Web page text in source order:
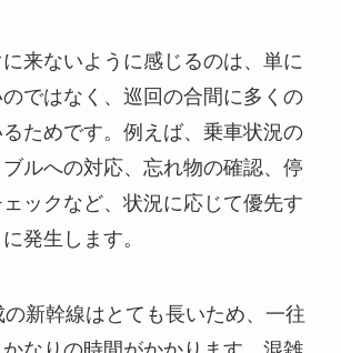
来ないように感じるのは、単に
ではなく、巡回の合間に多くの
ためです。例えば、乗車状況の
ルへの対応、忘れ物の確認、停
ックなど、状況に応じて優先す
発生します。
の新幹線はとても長いため、一往